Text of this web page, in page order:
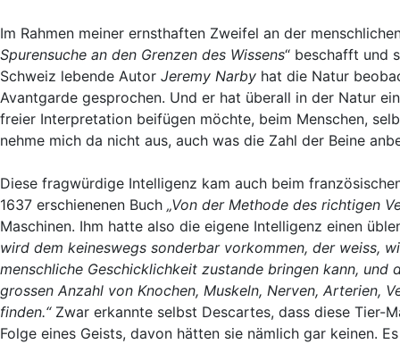
Im Rahmen meiner ernsthaften Zweifel an der
Spurensuche an den Grenzen des Wissens“ beschafft und
Schweiz lebende Autor Jeremy Narby hat die Natur
Avantgarde gesprochen. Und er hat überall in der Natur
freier Interpretation beifügen möchte, beim Menschen,
nehme mich da nicht aus, auch was die Zahl der Beine
Diese fragwürdige Intelligenz kam auch beim
1637 erschienenen Buch „Von der Methode des richtigen
Maschinen. Ihm hatte also die eigene Intelligenz einen
wird dem keineswegs sonderbar vorkommen, der weiss,
menschliche Geschicklichkeit zustande bringen kann,
grossen Anzahl von Knochen, Muskeln, Nerven, Arterien,
finden.“ Zwar erkannte selbst Descartes, dass diese Tier-
Folge eines Geists, davon hätten sie nämlich gar keinen.